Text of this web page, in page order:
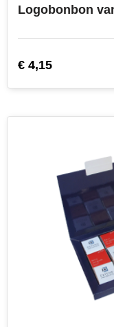
€ 4,15